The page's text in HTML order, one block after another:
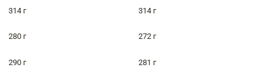
314 г 314 г
280 г 272 г
290 г 281 г